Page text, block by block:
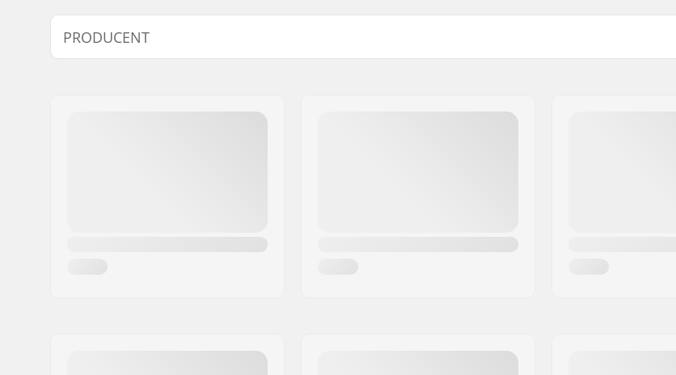
BMX disciplin:
Freestyle BMX
Dækmønster:
Dæk materiale:
Gummimateriale
Sammenfoldelig:
Vægt:
PRODUCENT